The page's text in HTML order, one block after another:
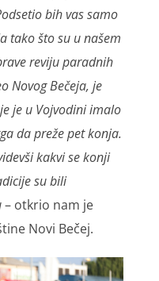
bih vas samo
tako što su u našem
reviju paradnih
Novog Bečeja, je
je u Vojvodini imalo
da preže pet konja.
kakvi se konji
su bili
– otkrio nam je
Novi Bečej.